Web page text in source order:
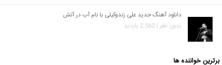
دانلود آهنگ جدید علی زندوکیلی با نام آب در آتش
بدون نظر | 2,562 بازدید
برترین خواننده ها